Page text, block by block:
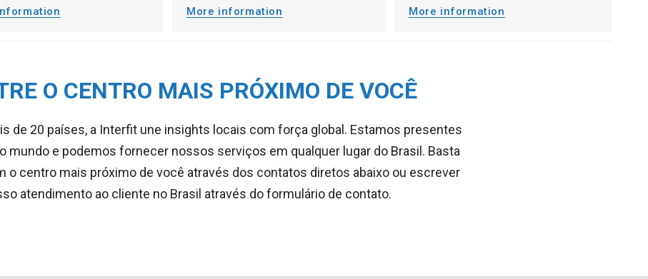
More information More information
O CENTRO MAIS PRÓXIMO DE VOCÊ
de 20 países, a Interfit une insights locais com força global. Estamos presentes
mundo e podemos fornecer nossos serviços em qualquer lugar do Brasil. Basta
o centro mais próximo de você através dos contatos diretos abaixo ou escrever
atendimento ao cliente no Brasil através do formulário de contato.